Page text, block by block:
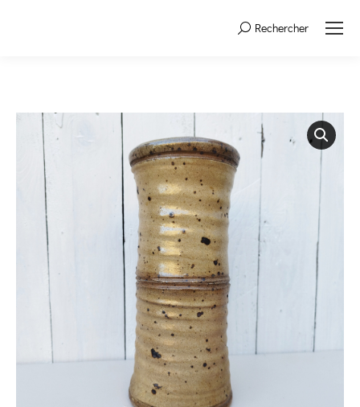
Search:Rechercher